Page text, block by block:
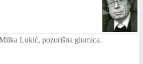
Lukić, pozorišna glumica.